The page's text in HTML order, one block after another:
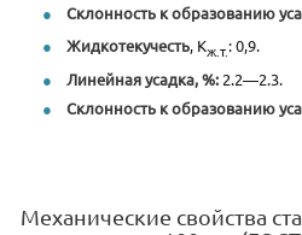
Склонность к образованию
Жидкотекучесть, Кж.т.: 0,9.
Линейная усадка, %: 2.2—2.3.
Склонность к образованию
Механические свойства